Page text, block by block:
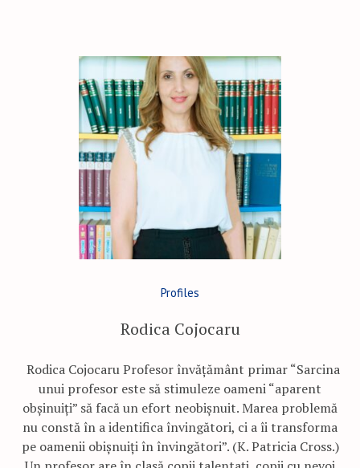
Profiles
Rodica Cojocaru
Rodica Cojocaru Profesor învățământ primar “Sarcina
unui profesor este să stimuleze oameni “aparent
obșinuiți” să facă un efort neobișnuit. Marea problemă
nu constă în a identifica învingători, ci a îi transforma
pe oamenii obișnuiți în învingători”. (K. Patricia Cross.)